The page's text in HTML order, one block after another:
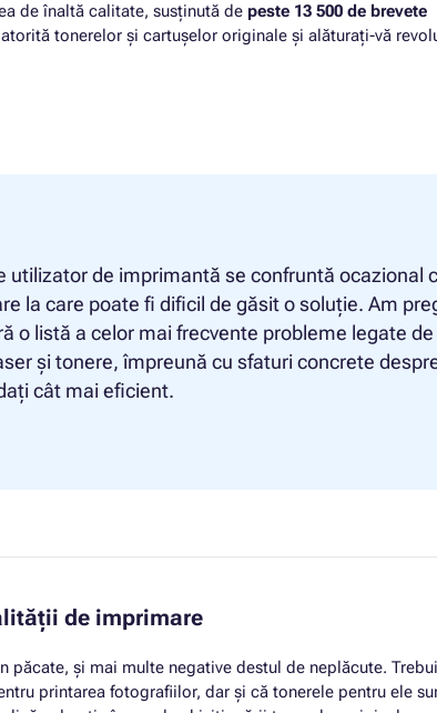
de înaltă calitate, susținută de peste 13 500 de brevete
tonerelor și cartușelor originale și alăturați-vă
utilizator de imprimantă se confruntă ocazional
la care poate fi dificil de găsit o soluție. Am
o listă a celor mai frecvente probleme legate de
și tonere, împreună cu sfaturi concrete
cât mai eficient.
de imprimare
păcate, și mai multe negative destul de neplăcute.
printarea fotografiilor, dar și că tonerele pentru ele